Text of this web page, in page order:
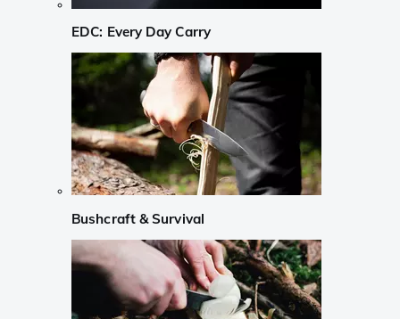
EDC: Every Day Carry
Bushcraft & Survival